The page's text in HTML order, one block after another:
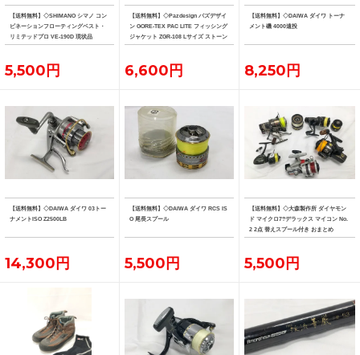
【送料無料】◇SHIMANO シマノ コン
ビネーションフローティングベスト・
リミテッドプロ VE-190D 現状品
5,500円
【送料無料】◇Pazdesign パズデザイ
ン GORE-TEX PAC LITE フィッシング
ジャケット ZGR-108 Lサイズ ストーン
系カラー
6,600円
【送料無料】◇DAIWA ダイワ トーナ
メント磯 4000遠投
8,250円
【送料無料】◇DAIWA ダイワ 03トー
ナメントISO Z2500LB
14,300円
【送料無料】◇DAIWA ダイワ RCS IS
O 尾長スプール
5,500円
【送料無料】◇大森製作所 ダイヤモン
ド マイクロ7?デラックス マイコン No.
2 2点 替えスプール付き おまとめ
5,500円